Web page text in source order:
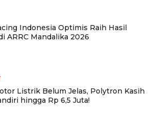
Indonesia Optimis Raih Hasil
ARRC Mandalika 2026
Listrik Belum Jelas, Polytron Kasih
hingga Rp 6,5 Juta!